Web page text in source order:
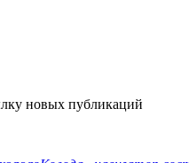
новых публикаций